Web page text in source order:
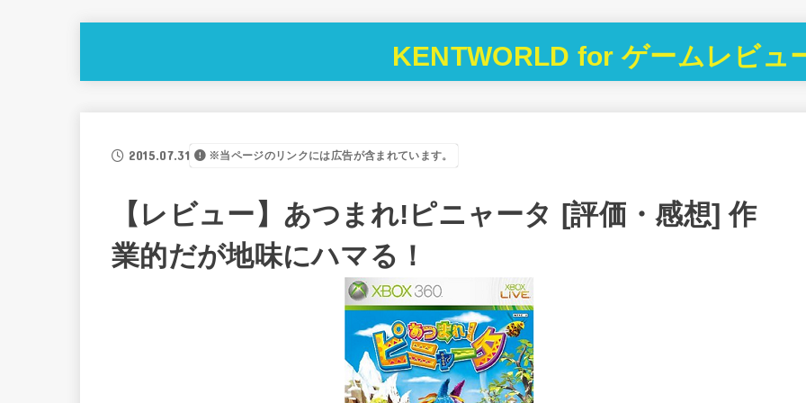
KENTWORLD for ゲームレビュ
2015.07.31 ※当ページのリンクには広告が含まれています。
【レビュー】あつまれ!ピニャータ [評価・感想] 作
業的だが地味にハマる！